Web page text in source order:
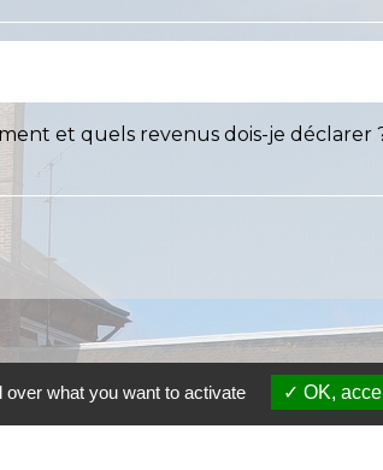
et quels revenus dois-je déclarer
what you want to activate OK,